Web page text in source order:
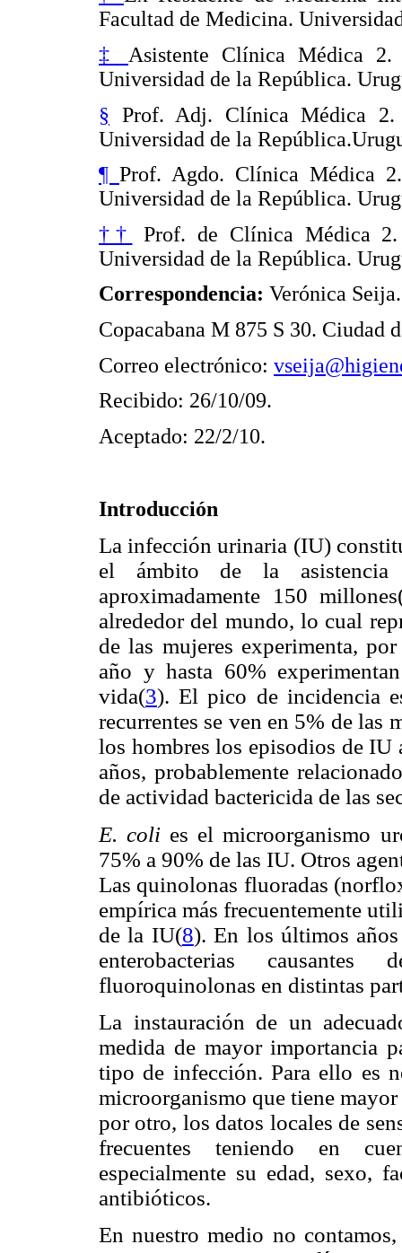
Facultad de Medicina.
‡ Asistente Clínica Médica 2.
Universidad de la República.
§ Prof. Adj. Clínica Médica 2.
Universidad de la República.
¶ Prof. Agdo. Clínica Médica
Universidad de la República.
††
Prof. de Clínica Médica 2.
Universidad de la República.
Correspondencia: Verónica Seija.
Copacabana M 875 S 30. Ciudad
Correo electrónico:
Recibido: 26/10/09.
Aceptado: 22/2/10.
Introducción
La infección urinaria (IU)
el ámbito de la
aproximadamente 150 millones
alrededor del mundo, lo cual
de las mujeres experimenta,
año y hasta 60%
vida(3). El pico de incidencia
recurrentes se ven en 5% de las
los hombres los episodios de IU
años, probablemente
de actividad bactericida de las
E. coli es el microorganismo
75% a 90% de las IU. Otros
Las quinolonas fluoradas
empírica más frecuentemente
de la IU(8). En los últimos
enterobacterias
fluoroquinolonas en distintas
La instauración de un
medida de mayor importancia
tipo de infección. Para ello es
microorganismo que tiene
por otro, los datos locales de
frecuentes teniendo en
especialmente su edad, sexo,
antibióticos.
En nuestro medio no